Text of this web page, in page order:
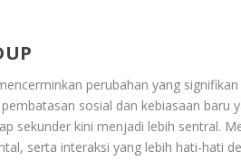
perubahan yang
sosial dan kebiasaan baru
sekunder kini menjadi lebih sentral.
serta interaksi yang lebih hati-hati